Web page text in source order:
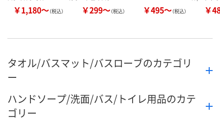
￥1,180～（税込） ￥299～（税込） ￥495～（税込） ￥
タオル/バスマット/バスローブのカテゴリ
ー
ハンドソープ/洗面/バス/トイレ用品のカテ
ゴリー